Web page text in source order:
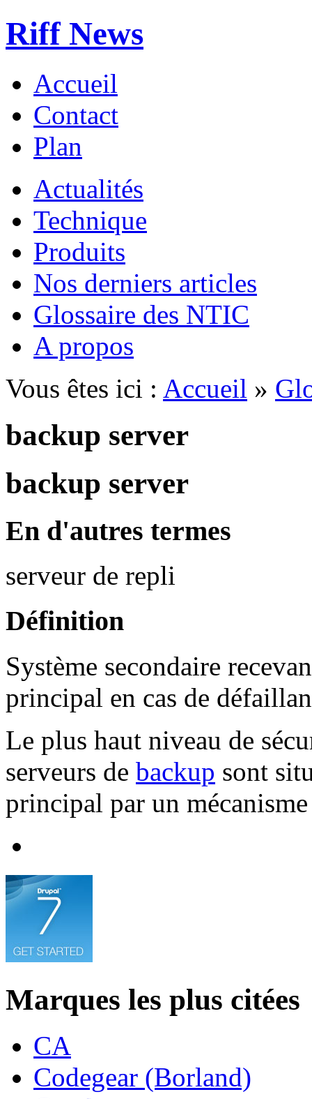
Riff News
Accueil
Contact
Plan
Actualités
Technique
Produits
Nos derniers articles
Glossaire des NTIC
A propos
Vous êtes ici : Accueil »
backup server
backup server
En d'autres termes
serveur de repli
Définition
Système secondaire
principal en cas de
Le plus haut niveau de
serveurs de backup sont
principal par un
Marques les plus citées
CA
Codegear (Borland)